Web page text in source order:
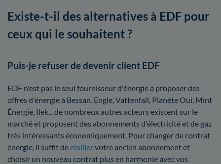
Existe-t-il des alternatives à EDF pour
ceux qui le souhaitent ?
Puis-je refuser de devenir client EDF
EDF n'est pas le seul fournisseur d'énergie à proposer des
offres d'énergie à Bessan. Engie, Vattenfall, Planète Oui, Mint
Énergie, Ilek... de nombreux autres acteurs existent sur le
marché et proposent des abonnements d'électricité et de gaz
très intéressants économiquement. Pour changer de contrat
énergie, il suffit de résiliervotre ancien abonnement et
choisir un nouveau contrat plus en harmonie avec vos